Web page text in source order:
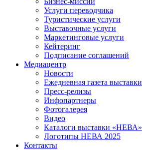
Услуги переводчика
Туристические услуги
Выставочные услуги
Маркетинговые услуги
Кейтеринг
Подписание соглашений
Медиацентр
Новости
Ежедневная газета выставки
Пресс-релизы
Инфопартнеры
Фотогалерея
Видео
Каталоги выставки «НЕВА»
Логотипы НЕВА 2025
Контакты